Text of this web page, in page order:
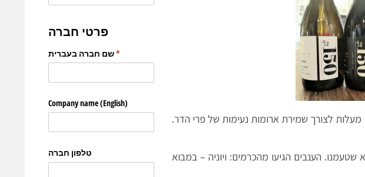
תסיסת היין ארכה כשבועיים וחצי בטמפרטורה של 13 מעלות לצורך שמירת ארומות נעימות של פרי הדר.
בלאן + ויניה 2019 היה היין הבא שטעמנו. הענבים הגיעו מהכרמים: ויוניה – במבוא